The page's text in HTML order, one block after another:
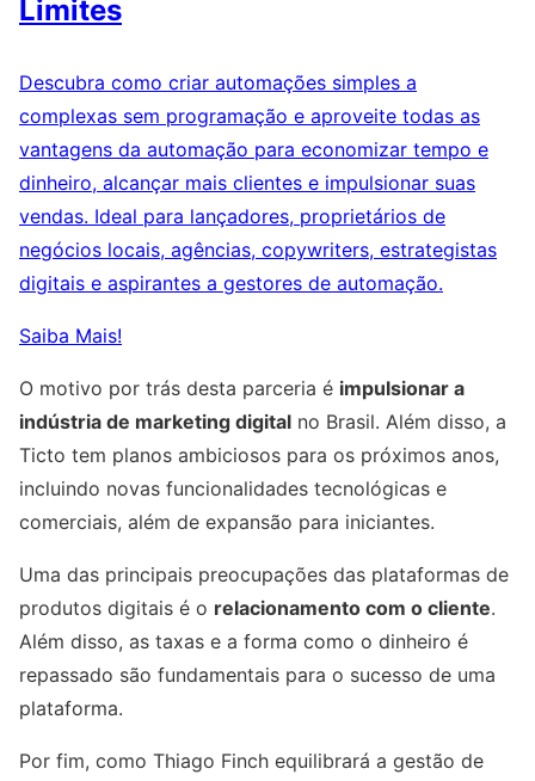
Limites
Descubra como criar automações simples a
complexas sem programação e aproveite todas as
vantagens da automação para economizar tempo e
dinheiro, alcançar mais clientes e impulsionar suas
vendas. Ideal para lançadores, proprietários de
negócios locais, agências, copywriters, estrategistas
digitais e aspirantes a gestores de automação.
Saiba Mais!
O motivo por trás desta parceria é impulsionar a
indústria de marketing digital no Brasil. Além disso, a
Ticto tem planos ambiciosos para os próximos anos,
incluindo novas funcionalidades tecnológicas e
comerciais, além de expansão para iniciantes.
Uma das principais preocupações das plataformas de
produtos digitais é o relacionamento com o cliente.
Além disso, as taxas e a forma como o dinheiro é
repassado são fundamentais para o sucesso de uma
plataforma.
Por fim, como Thiago Finch equilibrará a gestão de